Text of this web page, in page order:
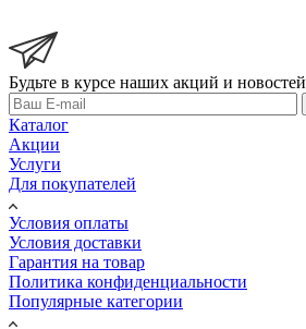
Будьте в курсе наших акций и новостей
Каталог
Акции
Услуги
Для покупателей
Условия оплаты
Условия доставки
Гарантия на товар
Политика конфиденциальности
Популярные категории